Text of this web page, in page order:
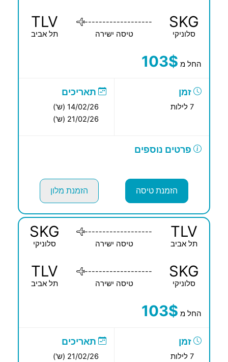
SKG
סלוניקי
-------------------
טיסה ישירה
TLV
תל אביב
החל מ 103$
זמן תאריכים
14/02/26 (ש')
21/02/26 (ש')
פרטים נוספים
הזמנת טיסה הזמנת מלון
TLV
תל אביב
-------------------
טיסה ישירה
SKG
סלוניקי
SKG
סלוניקי
-------------------
טיסה ישירה
TLV
תל אביב
החל מ 103$
זמן תאריכים
21/02/26 (ש')